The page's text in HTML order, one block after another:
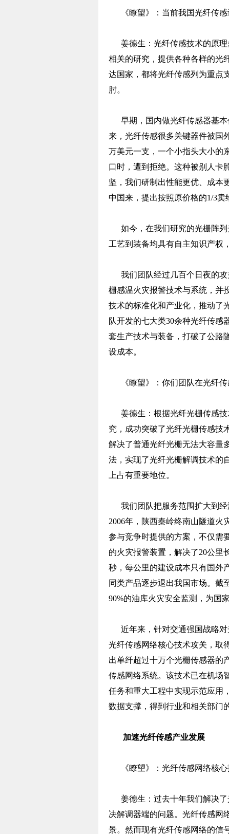
《瞭望》：当前我国光纤传感
姜德生：光纤传感技术的原理
相关的研究，提供各种各样的光
达国家，都将光纤传感列为重点
肘。
早期，国内做光纤传感器基本
来，光纤传感很多关键器件被国
万美元一支，一个小指头大小的
口时，遭到拒绝。这种被别人卡
坚，我们研制出性能更优、成本
中国来，提出按照原价格的1/3卖
如今，在我们研究的光栅阵列
工艺到装备均具有自主知识产权
我们团队经过几百个日夜的攻
栅感温火灾报警技术与系统，并
技术的标准化和产业化，推动了
队开发的七大类30余种光纤传感
套生产技术与装备，打破了公路
设成本。
《瞭望》：你们团队在光纤传
姜德生：根据光纤光栅传感技
究，成功突破了光纤光栅传感技
解决了普通光纤光栅无法大容量
法，实现了光纤光栅解调技术的
上占有重要地位。
我们团队把服务范围扩大到经
2006年，陕西秦岭终南山隧道火
参与竞争时提供的方案，不仅需
的火灾报警装置，解决了20公里
秒，每公里的建设成本只有国外
同类产品逐步退出我国市场。截
90%的油库火灾安全监测，为国
近年来，针对交通强国战略对
光纤传感网络核心技术攻关，取
出单纤超过十万个光栅传感器的
传感网络系统。该技术已在机场
任务和重大工程中实现示范应用
数据支撑，得到行业和相关部门
加速光纤传感产业发展
《瞭望》：光纤传感网络核心
姜德生：过去十年我们解决了
决解调器端的问题。光纤传感网
景。然而现有光纤传感网络的信